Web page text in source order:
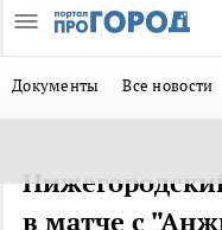
Документы Все новости
в матче с